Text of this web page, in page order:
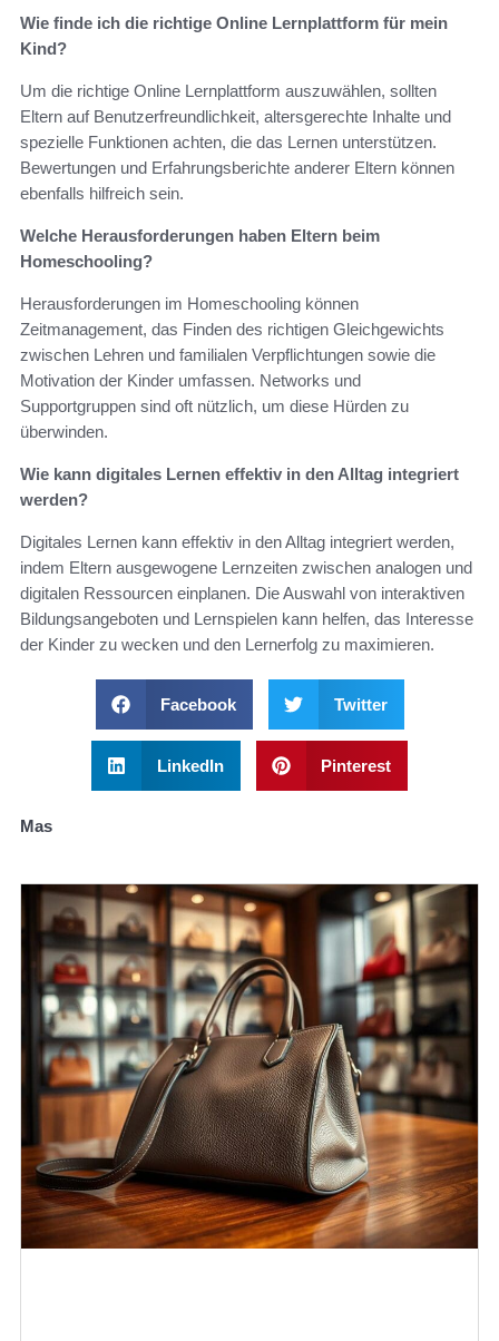
Wie finde ich die richtige Online Lernplattform für mein
Kind?
Um die richtige Online Lernplattform auszuwählen, sollten
Eltern auf Benutzerfreundlichkeit, altersgerechte Inhalte und
spezielle Funktionen achten, die das Lernen unterstützen.
Bewertungen und Erfahrungsberichte anderer Eltern können
ebenfalls hilfreich sein.
Welche Herausforderungen haben Eltern beim
Homeschooling?
Herausforderungen im Homeschooling können
Zeitmanagement, das Finden des richtigen Gleichgewichts
zwischen Lehren und familialen Verpflichtungen sowie die
Motivation der Kinder umfassen. Networks und
Supportgruppen sind oft nützlich, um diese Hürden zu
überwinden.
Wie kann digitales Lernen effektiv in den Alltag integriert
werden?
Digitales Lernen kann effektiv in den Alltag integriert werden,
indem Eltern ausgewogene Lernzeiten zwischen analogen und
digitalen Ressourcen einplanen. Die Auswahl von interaktiven
Bildungsangeboten und Lernspielen kann helfen, das Interesse
der Kinder zu wecken und den Lernerfolg zu maximieren.
Facebook Twitter
LinkedIn Pinterest
Mas